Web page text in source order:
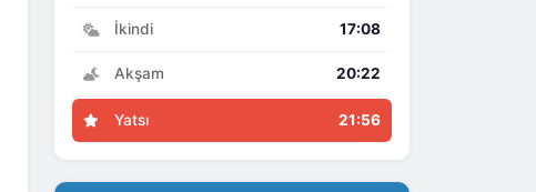
İkindi 17:08
Akşam 20:22
Yatsı 21:56